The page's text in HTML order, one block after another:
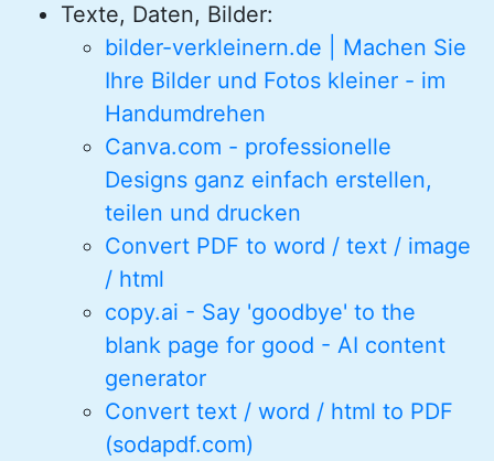
Texte, Daten, Bilder:
bilder-verkleinern.de | Machen Sie
Ihre Bilder und Fotos kleiner - im
Handumdrehen
Canva.com - professionelle
Designs ganz einfach erstellen,
teilen und drucken
Convert PDF to word / text / image
/ html
copy.ai - Say 'goodbye' to the
blank page for good - AI content
generator
Convert text / word / html to PDF
(sodapdf.com)